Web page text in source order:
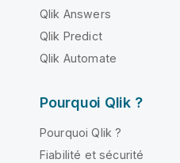
Qlik Answers
Qlik Predict
Qlik Automate
Pourquoi Qlik ?
Pourquoi Qlik ?
Fiabilité et sécurité